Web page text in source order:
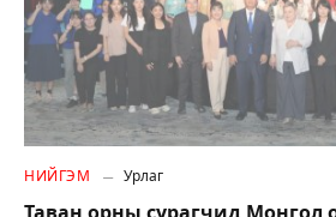
НИЙГЭМ Урлаг